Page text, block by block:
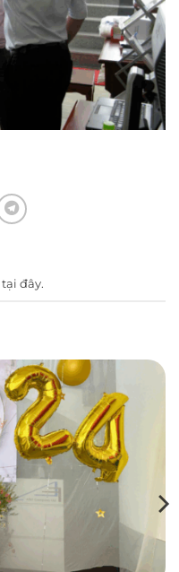
tại đây.